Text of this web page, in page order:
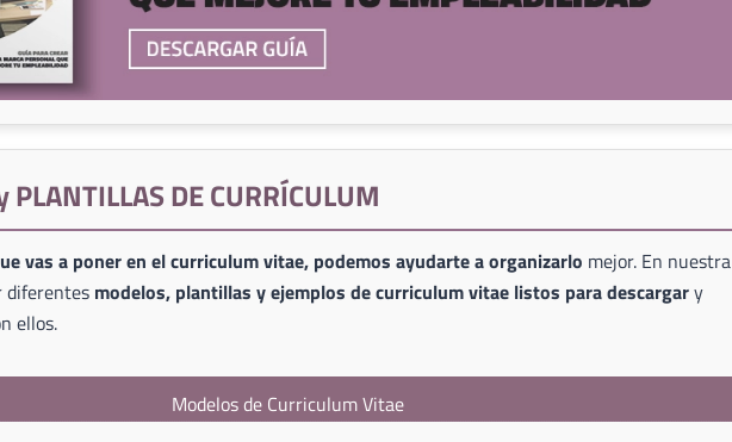
PLANTILLAS DE CURRÍCULUM
vas a poner en el curriculum vitae, podemos ayudarte a organizarlo mejor. En nuestra
diferentes modelos, plantillas y ejemplos de curriculum vitae listos para descargary
ellos.
Modelos de Curriculum Vitae